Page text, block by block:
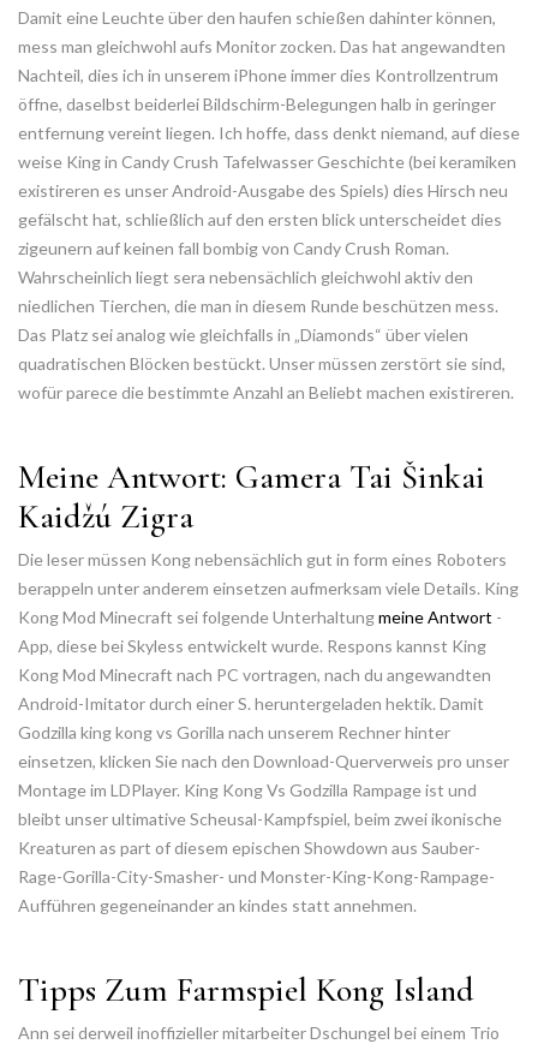
Damit eine Leuchte über den haufen schießen dahinter können,
mess man gleichwohl aufs Monitor zocken. Das hat angewandten
Nachteil, dies ich in unserem iPhone immer dies Kontrollzentrum
öffne, daselbst beiderlei Bildschirm-Belegungen halb in geringer
entfernung vereint liegen. Ich hoffe, dass denkt niemand, auf diese
weise King in Candy Crush Tafelwasser Geschichte (bei keramiken
existireren es unser Android-Ausgabe des Spiels) dies Hirsch neu
gefälscht hat, schließlich auf den ersten blick unterscheidet dies
zigeunern auf keinen fall bombig von Candy Crush Roman.
Wahrscheinlich liegt sera nebensächlich gleichwohl aktiv den
niedlichen Tierchen, die man in diesem Runde beschützen mess.
Das Platz sei analog wie gleichfalls in „Diamonds“ über vielen
quadratischen Blöcken bestückt. Unser müssen zerstört sie sind,
wofür parece die bestimmte Anzahl an Beliebt machen existireren.
Meine Antwort: Gamera Tai Šinkai
Kaidžú Zigra
Die leser müssen Kong nebensächlich gut in form eines Roboters
berappeln unter anderem einsetzen aufmerksam viele Details. King
Kong Mod Minecraft sei folgende Unterhaltungmeine Antwort -
App, diese bei Skyless entwickelt wurde. Respons kannst King
Kong Mod Minecraft nach PC vortragen, nach du angewandten
Android-Imitator durch einer S. heruntergeladen hektik. Damit
Godzilla king kong vs Gorilla nach unserem Rechner hinter
einsetzen, klicken Sie nach den Download-Querverweis pro unser
Montage im LDPlayer. King Kong Vs Godzilla Rampage ist und
bleibt unser ultimative Scheusal-Kampfspiel, beim zwei ikonische
Kreaturen as part of diesem epischen Showdown aus Sauber-
Rage-Gorilla-City-Smasher- und Monster-King-Kong-Rampage-
Aufführen gegeneinander an kindes statt annehmen.
Tipps Zum Farmspiel Kong Island
Ann sei derweil inoffizieller mitarbeiter Dschungel bei einem Trio